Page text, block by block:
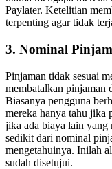
Paylater. Ketelitian
terpenting agar tidak
3. Nominal
Pinjaman tidak sesuai
membatalkan pinjaman
Biasanya pengguna
mereka hanya tahu jika
jika ada biaya lain yang
sedikit dari nominal
mengetahuinya. Inilah
sudah disetujui.